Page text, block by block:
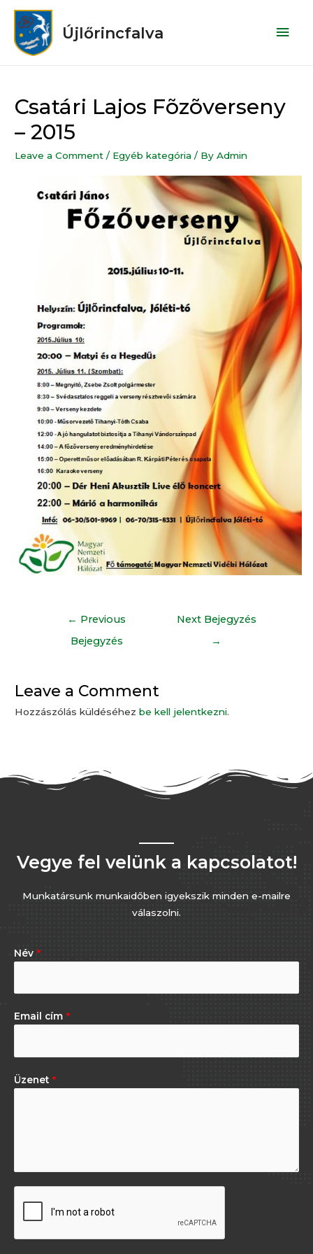
Újlőrincfalva
Csatári Lajos Fõzõverseny
– 2015
Leave a Comment / Egyéb kategória / ByAdmin
← Previous
Bejegyzés
Next Bejegyzés
→
Leave a Comment
Hozzászólás küldéséhezbe kell jelentkezni.
Vegye fel velünk a kapcsolatot!
Munkatársunk munkaidőben igyekszik minden e-mailre
válaszolni.
Név *
Email cím *
Üzenet *